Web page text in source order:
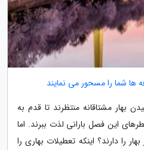
بهار مشتاقانه منتظرند تا قدم به
این فصل بارانی لذت ببرند. اما
را دارند؟ اینکه تعطیلات بهاری را